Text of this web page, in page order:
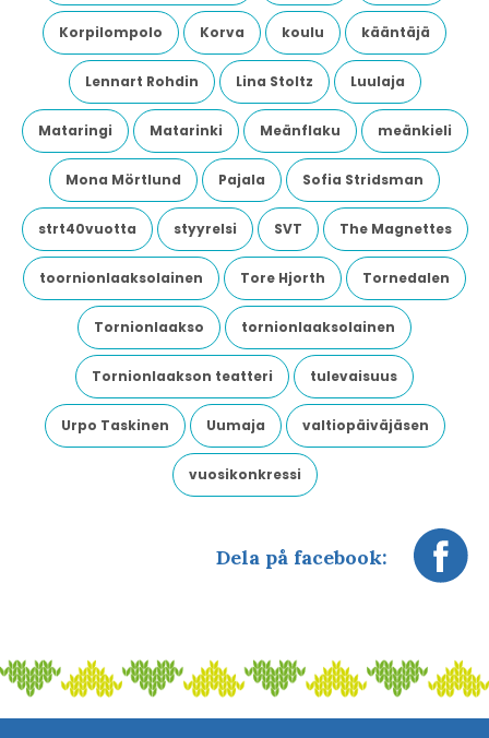
Korpilompolo Korva koulu kääntäjä
Lennart Rohdin Lina Stoltz Luulaja
Mataringi Matarinki Meänflaku meänkieli
Mona Mörtlund Pajala Sofia Stridsman
strt40vuotta styyrelsi SVT The Magnettes
toornionlaaksolainen Tore Hjorth Tornedalen
Tornionlaakso tornionlaaksolainen
Tornionlaakson teatteri tulevaisuus
Urpo Taskinen Uumaja valtiopäiväjäsen
vuosikonkressi
Dela på facebook: